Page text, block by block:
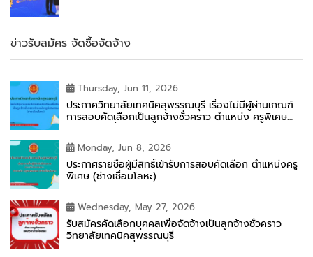
ข่าวรับสมัคร จัดซื้อจัดจ้าง
Thursday, Jun 11, 2026
ประกาศวิทยาลัยเทคนิคสุพรรณบุรี เรื่องไม่มีผู้ผ่านเกณฑ์
การสอบคัดเลือกเป็นลูกจ้างชั่วคราว ตำแหน่ง ครูพิเศษ
Monday, Jun 8, 2026
ประกาศรายชื่อผู้มีสิทธิ์เข้ารับการสอบคัดเลือก ตำแหน่งครู
พิเศษ (ช่างเชื่อมโลหะ)
Wednesday, May 27, 2026
รับสมัครคัดเลือกบุคคลเพื่อจัดจ้างเป็นลูกจ้างชั่วคราว
วิทยาลัยเทคนิคสุพรรณบุรี